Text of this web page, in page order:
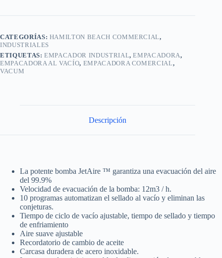
CATEGORÍAS: HAMILTON BEACH COMMERCIAL,
INDUSTRIALES
ETIQUETAS:EMPACADOR INDUSTRIAL,EMPACADORA,
EMPACADORA AL VACÍO, EMPACADORA COMERCIAL,
VACUM
Descripción
La potente bomba JetAire ™ garantiza una evacuación del aire
del 99.9%
Velocidad de evacuación de la bomba: 12m3 / h.
10 programas automatizan el sellado al vacío y eliminan las
conjeturas.
Tiempo de ciclo de vacío ajustable, tiempo de sellado y tiempo
de enfriamiento
Aire suave ajustable
Recordatorio de cambio de aceite
Carcasa duradera de acero inoxidable.